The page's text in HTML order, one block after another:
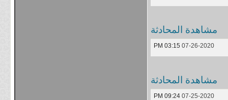
مشاهدة المحادثة
07-26-2020
03:15 PM
مشاهدة المحادثة
07-25-2020
09:24 PM